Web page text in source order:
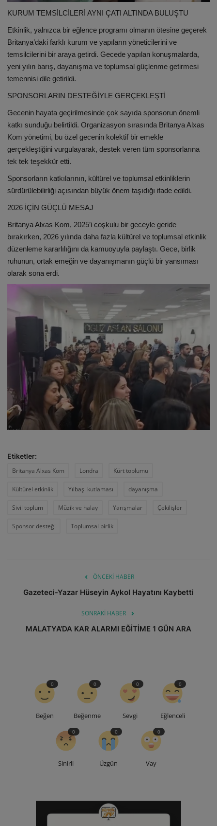
KURUM TEMSİLCİLERİ AYNI ÇATI ALTINDA BULUŞTU
Etkinlik, yalnızca bir eğlence programı olmanın ötesine geçerek
Britanya’daki farklı kurum ve yapıların yöneticilerini ve
temsilcilerini bir araya getirdi. Gecede yapılan konuşmalarda,
yeni yılın barış, dayanışma ve toplumsal güçlenme getirmesi
temennisi dile getirildi.
SPONSORLARIN DESTEĞİYLE GERÇEKLEŞTİ
Gecenin hayata geçirilmesinde çok sayıda sponsorun önemli
katkı sunduğu belirtildi. Organizasyon sırasında Britanya Alxas
Kom yönetimi, bu özel gecenin kolektif bir emekle
gerçekleştiğini vurgulayarak, destek veren tüm sponsorlarına
tek tek teşekkür etti.
Sponsorların katkılarının, kültürel ve toplumsal etkinliklerin
sürdürülebilirliği açısından büyük önem taşıdığı ifade edildi.
2026 İÇİN GÜÇLÜ MESAJ
Britanya Alxas Kom, 2025’i coşkulu bir geceyle geride
bırakırken, 2026 yılında daha fazla kültürel ve toplumsal etkinlik
düzenleme kararlılığını da kamuoyuyla paylaştı. Gece, birlik
ruhunun, ortak emeğin ve dayanışmanın güçlü bir yansıması
olarak sona erdi.
Etiketler:
Britanya Alxas Kom
Londra Kürt toplumu
Kültürel etkinlik Yılbaşı kutlaması dayanışma
Sivil toplum Müzik ve halay Yarışmalar Çekilişler
Sponsor desteği Toplumsal birlik
ÖNCEKI HABER
Gazeteci-Yazar Hüseyin Aykol Hayatını Kaybetti
SONRAKI HABER
MALATYA’DA KAR ALARMI EĞİTİME 1 GÜN ARA
Beğen
0
Beğenme
0
Sevgi
0
Eğlenceli
0
Sinirli
0
Üzgün
0
Vay
0